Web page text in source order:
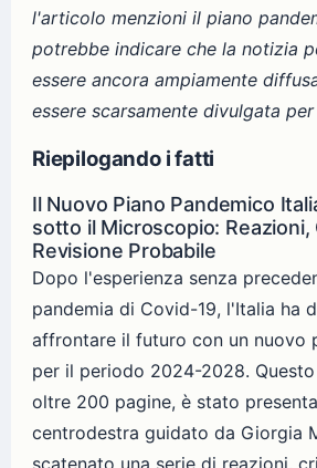
l'articolo menzioni il piano
potrebbe indicare che la notizia
essere ancora ampiamente
essere scarsamente divulgata
Riepilogando i fatti
Il Nuovo Piano Pandemico
sotto il Microscopio: Reazioni,
Revisione Probabile
Dopo l'esperienza senza
pandemia di Covid-19, l'Italia ha
affrontare il futuro con un nuovo
per il periodo 2024-2028.
oltre 200 pagine, è stato
centrodestra guidato da Giorgia
scatenato una serie di reazioni,